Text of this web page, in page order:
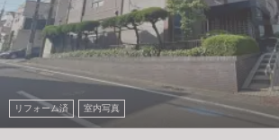
リフォーム済 室内写真